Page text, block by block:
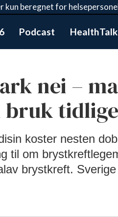
kun beregnet for
Podcast
nei –
bruk
koster nesten
til om
brystkreft.